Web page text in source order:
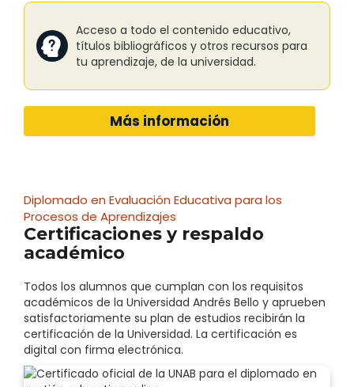
Acceso a todo el contenido educativo,
títulos bibliográficos y otros recursos para
tu aprendizaje, de la universidad.
Más información
Diplomado en Evaluación Educativa para los
Procesos de Aprendizajes
Certificaciones y respaldo
académico
Todos los alumnos que cumplan con los requisitos
académicos de la Universidad Andrés Bello y aprueben
satisfactoriamente su plan de estudios recibirán la
certificación de la Universidad. La certificación es
digital con firma electrónica.